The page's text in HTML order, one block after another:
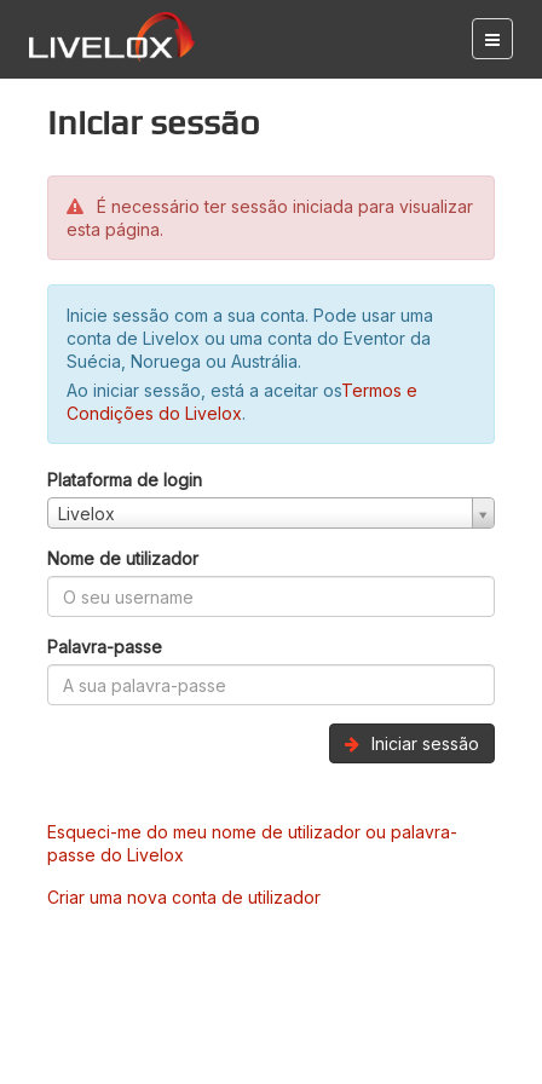
Iniciar sessão
É necessário ter sessão iniciada para visualizar
esta página.
Inicie sessão com a sua conta. Pode usar uma
conta de Livelox ou uma conta do Eventor da
Suécia, Noruega ou Austrália.
Ao iniciar sessão, está a aceitar osTermos e
Condições do Livelox.
Plataforma de login
Livelox
Nome de utilizador
Palavra-passe
Iniciar sessão
Esqueci-me do meu nome de utilizador ou palavra-
passe do Livelox
Criar uma nova conta de utilizador